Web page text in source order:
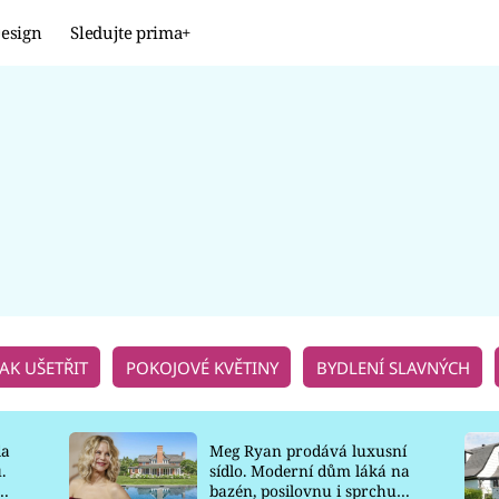
Sledujte prima+
UŠETŘIT POKOJOVÉ KVĚTINY BYDLENÍ SLAVNÝCH
Meg Ryan prodává luxusní
sídlo. Moderní dům láká na
bazén, posilovnu i sprchu